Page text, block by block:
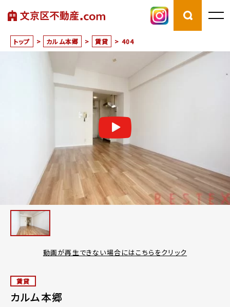
トップ > カルム本郷 > 賃貸 > 404
動画が再生できない場合にはこちらをクリック
賃貸
カルム本郷